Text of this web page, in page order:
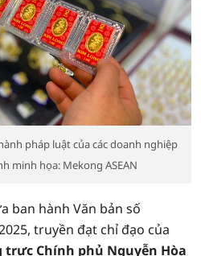
pháp luật của các doanh nghiệp
minh họa: Mekong ASEAN
ban hành Văn bản số
truyền đạt chỉ đạo của
Chính phủ Nguyễn Hòa